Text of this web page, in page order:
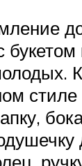
стиле